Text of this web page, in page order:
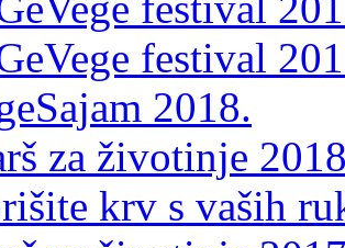
festival
2018.
za životinje
krv s vaših